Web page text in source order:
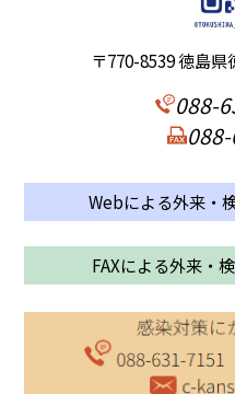
〒770-8539 徳島
088-
Webによる外来・
FAXによる外来・